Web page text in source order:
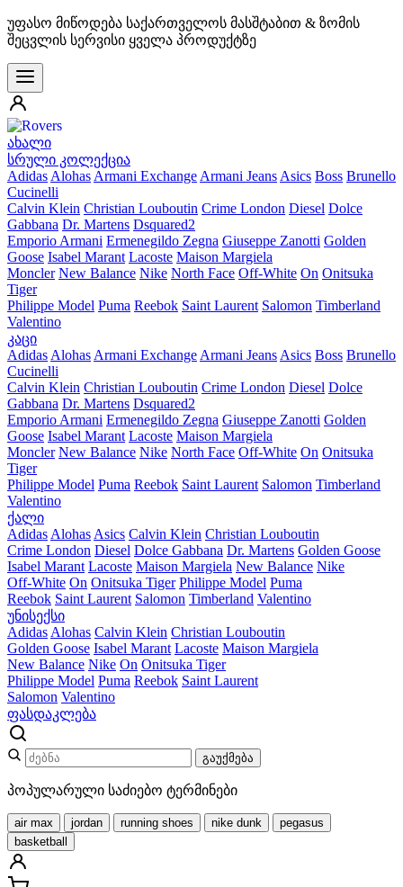
უფასო მიწოდება საქართველოს მასშტაბით & ზომის
შეცვლის სერვისი ყველა პროდუქტზე
ახალი
სრული კოლექცია
Adidas Alohas Armani Exchange Armani Jeans Asics Boss Brunello
Cucinelli
Calvin Klein Christian Louboutin Crime London Diesel Dolce
Gabbana Dr. Martens Dsquared2
Emporio Armani Ermenegildo Zegna Giuseppe Zanotti Golden
Goose Isabel Marant Lacoste Maison Margiela
Moncler New Balance Nike North Face Off-White On Onitsuka
Tiger
Philippe Model Puma Reebok Saint Laurent Salomon Timberland
Valentino
კაცი
Adidas Alohas Armani Exchange Armani Jeans Asics Boss Brunello
Cucinelli
Calvin Klein Christian Louboutin Crime London Diesel Dolce
Gabbana Dr. Martens Dsquared2
Emporio Armani Ermenegildo Zegna Giuseppe Zanotti Golden
Goose Isabel Marant Lacoste Maison Margiela
Moncler New Balance Nike North Face Off-White On Onitsuka
Tiger
Philippe Model Puma Reebok Saint Laurent Salomon Timberland
Valentino
ქალი
Adidas Alohas Asics Calvin Klein Christian Louboutin
Crime London Diesel Dolce Gabbana Dr. Martens Golden Goose
Isabel Marant Lacoste Maison Margiela New Balance Nike
Off-White On Onitsuka Tiger Philippe Model Puma
Reebok Saint Laurent Salomon Timberland Valentino
უნისექსი
Adidas Alohas Calvin Klein Christian Louboutin
Golden Goose Isabel Marant Lacoste Maison Margiela
New Balance Nike On Onitsuka Tiger
Philippe Model Puma Reebok Saint Laurent
Salomon Valentino
ფასდაკლება
გაუქმება
პოპულარული საძიებო ტერმინები
air max jordan running shoes nike dunk
pegasus
basketball